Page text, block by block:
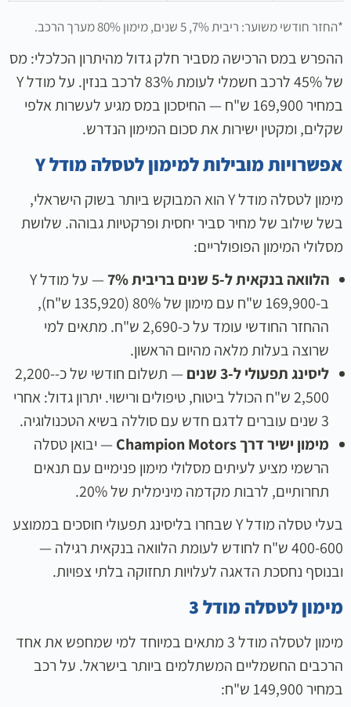
*החזר חודשי משוער: ריבית 7%, 5 שנים, מימון 80% מערך הרכב.
ההפרש במס הרכישה מסביר חלק גדול מהיתרון הכלכלי: מס
של 45% לרכב חשמלי לעומת 83% לרכב בנזין. על מודל Y
במחיר 169,900 ש"ח — החיסכון במס מגיע לעשרות אלפי
שקלים, ומקטין ישירות את סכום המימון הנדרש.
אפשרויות מובילות למימון לטסלה מודל Y
מימון לטסלה מודל Y הוא המבוקש ביותר בשוק הישראלי,
בשל שילוב של מחיר סביר יחסית ופרקטיות גבוהה. שלושת
מסלולי המימון הפופולריים:
הלוואה בנקאית ל-5 שנים בריבית 7%
— על מודל Y
ב-169,900 ש"ח עם מימון של 80% (135,920 ש"ח),
ההחזר החודשי עומד על כ-2,690 ש"ח. מתאים למי
שרוצה בעלות מלאה מהיום הראשון.
ליסינג תפעולי ל-3 שנים
— תשלום חודשי של כ-2,200-
2,500 ש"ח הכולל ביטוח, טיפולים ורישוי. יתרון גדול: אחרי
3 שנים עוברים לדגם חדש עם סוללה בשיא הטכנולוגיה.
מימון ישיר דרך Champion Motors
— יבואן טסלה
הרשמי מציע לעיתים מסלולי מימון פנימיים עם תנאים
תחרותיים, לרבות מקדמה מינימלית של 20%.
בעלי טסלה מודל Y שבחרו בליסינג תפעולי חוסכים בממוצע
400-600 ש"ח לחודש לעומת הלוואה בנקאית רגילה —
ובנוסף נחסכת הדאגה לעלויות תחזוקה בלתי צפויות.
מימון לטסלה מודל 3
מימון לטסלה מודל 3 מתאים במיוחד למי שמחפש את אחד
הרכבים החשמליים המשתלמים ביותר בישראל. על רכב
במחיר 149,900 ש"ח: